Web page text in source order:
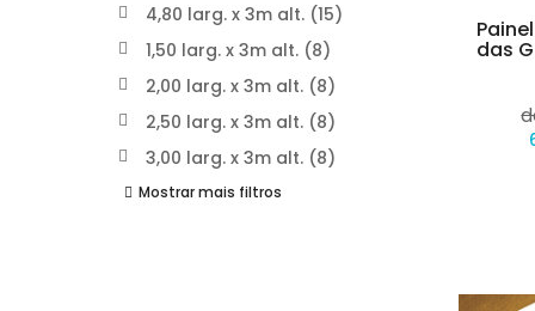
das
4,80 larg. x 3m alt. (15)
1,50 larg. x 3m alt. (8)
2,00 larg. x 3m alt. (8)
2,50 larg. x 3m alt. (8)
3,00 larg. x 3m alt. (8)
Mostrar mais filtros